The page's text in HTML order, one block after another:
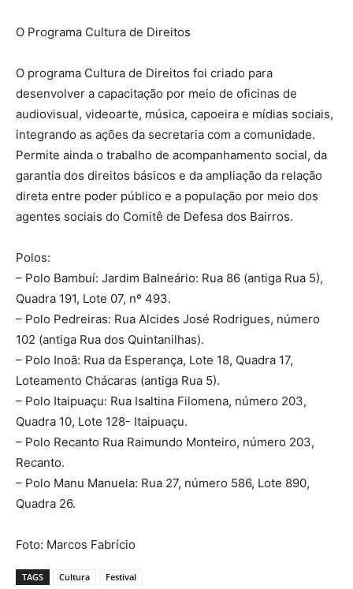
O Programa Cultura de Direitos
O programa Cultura de Direitos foi criado para
desenvolver a capacitação por meio de oficinas de
audiovisual, videoarte, música, capoeira e mídias sociais,
integrando as ações da secretaria com a comunidade.
Permite ainda o trabalho de acompanhamento social, da
garantia dos direitos básicos e da ampliação da relação
direta entre poder público e a população por meio dos
agentes sociais do Comitê de Defesa dos Bairros.
Polos:
– Polo Bambuí: Jardim Balneário: Rua 86 (antiga Rua 5),
Quadra 191, Lote 07, nº 493.
– Polo Pedreiras: Rua Alcides José Rodrigues, número
102 (antiga Rua dos Quintanilhas).
– Polo Inoã: Rua da Esperança, Lote 18, Quadra 17,
Loteamento Chácaras (antiga Rua 5).
– Polo Itaipuaçu: Rua Isaltina Filomena, número 203,
Quadra 10, Lote 128- Itaipuaçu.
– Polo Recanto Rua Raimundo Monteiro, número 203,
Recanto.
– Polo Manu Manuela: Rua 27, número 586, Lote 890,
Quadra 26.
Foto: Marcos Fabrício
TAGS Cultura Festival